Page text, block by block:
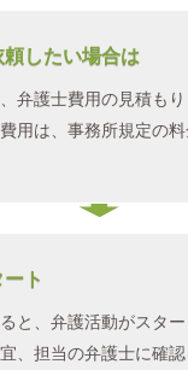
したい場合は
弁護士費用の見積も
用は、事務所規定の
ト
と、弁護活動がスタ
、担当の弁護士に確